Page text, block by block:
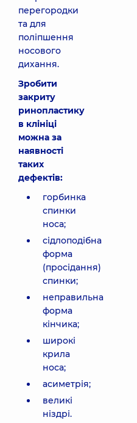
перегородки
та для
поліпшення
носового
дихання.
Зробити
закриту
ринопластику
в клініці
можна за
наявності
таких
дефектів:
горбинка
спинки
носа;
сідлоподібна
форма
(просідання)
спинки;
неправильна
форма
кінчика;
широкі
крила
носа;
асиметрія;
великі
ніздрі.